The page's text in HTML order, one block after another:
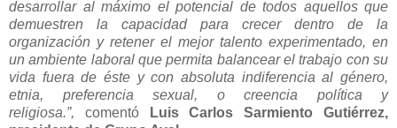
desarrollar al máximo el potencial de todos aquellos que
demuestren la capacidad para crecer dentro de la
organización y retener el mejor talento experimentado, en
un ambiente laboral que permita balancear el trabajo con su
vida fuera de éste y con absoluta indiferencia al género,
etnia, preferencia sexual, o creencia política y
religiosa.”, comentó
Luis Carlos Sarmiento Gutiérrez,